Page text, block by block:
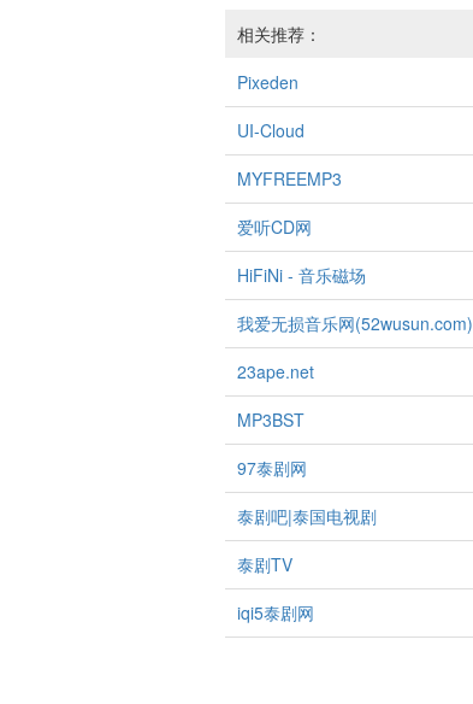
相关推荐：
Pixeden
UI-Cloud
MYFREEMP3
爱听CD网
HiFiNi - 音乐磁场
我爱无损音乐网(52wusun.com)
23ape.net
MP3BST
97泰剧网
泰剧吧|泰国电视剧
泰剧TV
iqi5泰剧网